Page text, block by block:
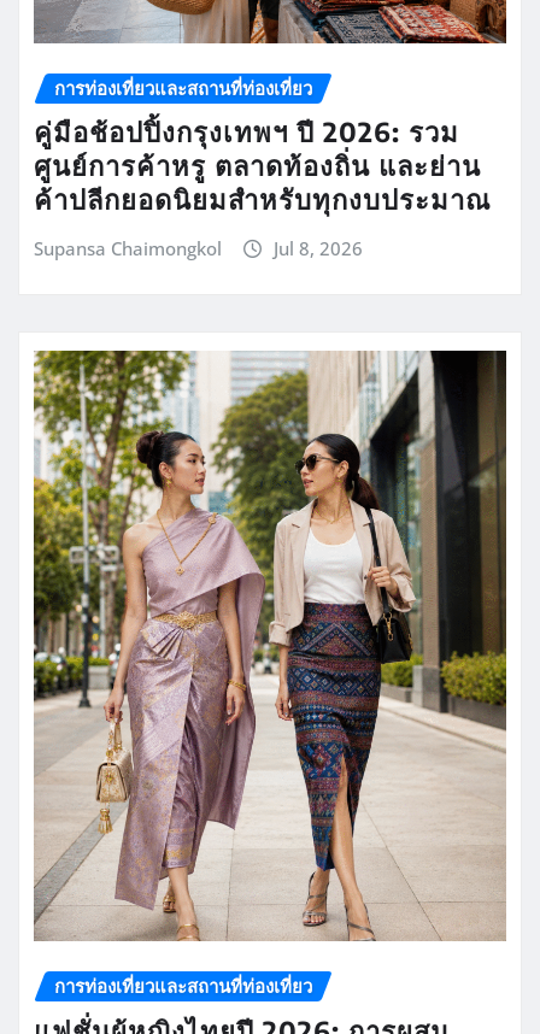
การท่องเที่ยวและสถานที่ท่องเที่ยว
คู่มือช้อปปิ้งกรุงเทพฯ ปี 2026: รวม
ศูนย์การค้าหรู ตลาดท้องถิ่น และย่าน
ค้าปลีกยอดนิยมสำหรับทุกงบประมาณ
Supansa Chaimongkol Jul 8, 2026
การท่องเที่ยวและสถานที่ท่องเที่ยว